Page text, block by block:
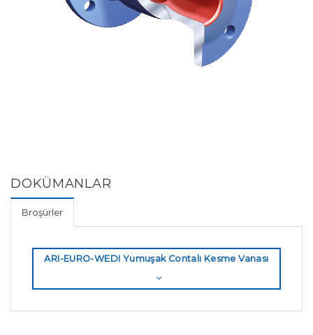
DOKÜMANLAR
Broşürler
ARI-EURO-WEDI Yumuşak Contalı Kesme Vanası